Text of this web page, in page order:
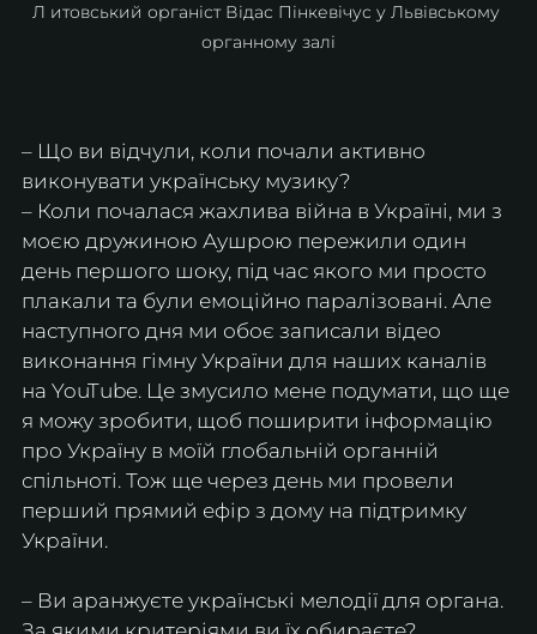
Л итовський органіст Відас Пінкевічус у Львівському
органному залі
– Що ви відчули, коли почали активно
виконувати українську музику?
– Коли почалася жахлива війна в Україні, ми з
моєю дружиною Аушрою пережили один
день першого шоку, під час якого ми просто
плакали та були емоційно паралізовані. Але
наступного дня ми обоє записали відео
виконання гімну України для наших каналів
на YouTube. Це змусило мене подумати, що ще
я можу зробити, щоб поширити інформацію
про Україну в моїй глобальній органній
спільноті. Тож ще через день ми провели
перший прямий ефір з дому на підтримку
України.
– Ви аранжуєте українські мелодії для органа.